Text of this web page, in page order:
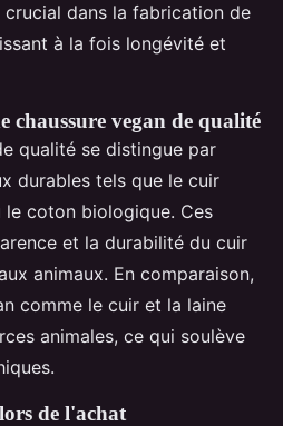
dans la fabrication de
à la fois longévité et
chaussure vegan de qualité
qualité se distingue par
durables tels que le cuir
le coton biologique. Ces
et la durabilité du cuir
animaux. En comparaison,
comme le cuir et la laine
animales, ce qui soulève
de l'achat